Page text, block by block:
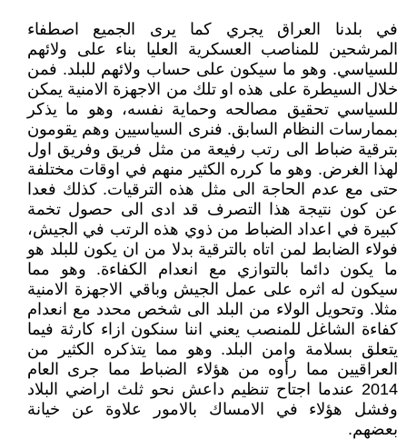
في بلدنا العراق يجري كما يرى الجميع اصطفاء
المرشحين للمناصب العسكرية العليا بناء على ولائهم
للسياسي. وهو ما سيكون على حساب ولائهم للبلد. فمن
خلال السيطرة على هذه او تلك من الاجهزة الامنية يمكن
للسياسي تحقيق مصالحه وحماية نفسه، وهو ما يذكر
بممارسات النظام السابق. فنرى السياسيين وهم يقومون
بترقية ضباط الى رتب رفيعة من مثل فريق وفريق اول
لهذا الغرض. وهو ما كرره الكثير منهم في اوقات مختلفة
حتى مع عدم الحاجة الى مثل هذه الترقيات. كذلك فعدا
عن كون نتيجة هذا التصرف قد ادى الى حصول تخمة
كبيرة في اعداد الضباط من ذوي هذه الرتب في الجيش،
فولاء الضابط لمن اتاه بالترقية بدلا من ان يكون للبلد هو
ما يكون دائما بالتوازي مع انعدام الكفاءة. وهو مما
سيكون له اثره على عمل الجيش وباقي الاجهزة الامنية
مثلا. وتحويل الولاء من البلد الى شخص محدد مع انعدام
كفاءة الشاغل للمنصب يعني اننا سنكون ازاء كارثة فيما
يتعلق بسلامة وامن البلد. وهو مما يتذكره الكثير من
العراقيين مما رأوه من هؤلاء الضباط مما جرى العام
2014 عندما اجتاح تنظيم داعش نحو ثلث اراضي البلاد
وفشل هؤلاء في الامساك بالامور علاوة عن خيانة
بعضهم.